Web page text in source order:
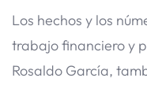
Los hechos y los
trabajo financiero y
Rosaldo García,